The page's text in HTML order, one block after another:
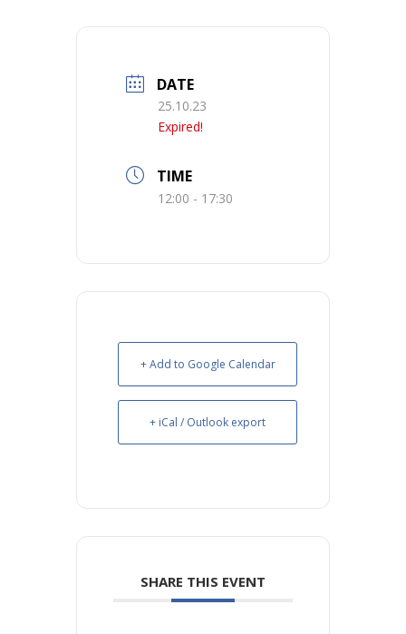
DATE
25.10.23
Expired!
TIME
12:00 - 17:30
+ Add to Google Calendar
+ iCal / Outlook export
SHARE THIS EVENT